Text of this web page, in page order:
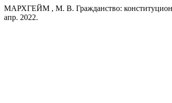
МАРХГЕЙМ , М. В. Гражданство:
апр. 2022.